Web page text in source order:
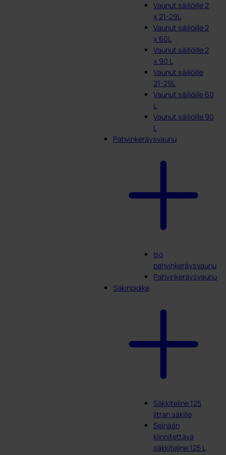
Vaunut säiliöille 2
x 21-29L
Vaunut säiliöille 2
x 60L
Vaunut säiliöille 2
x 90 L
Vaunut säiliöille
21-29L
Vaunut säiliöille 60
L
Vaunut säiliöille 90
L
Pahvinkeräysvaunu
Iso
pahvinkeräysvaunu
Pahvinkeräysvaunu
Säkinpidike
Säkkiteline 125
litran säkille
Seinään
kiinnitettävä
säkkiteline 125 L